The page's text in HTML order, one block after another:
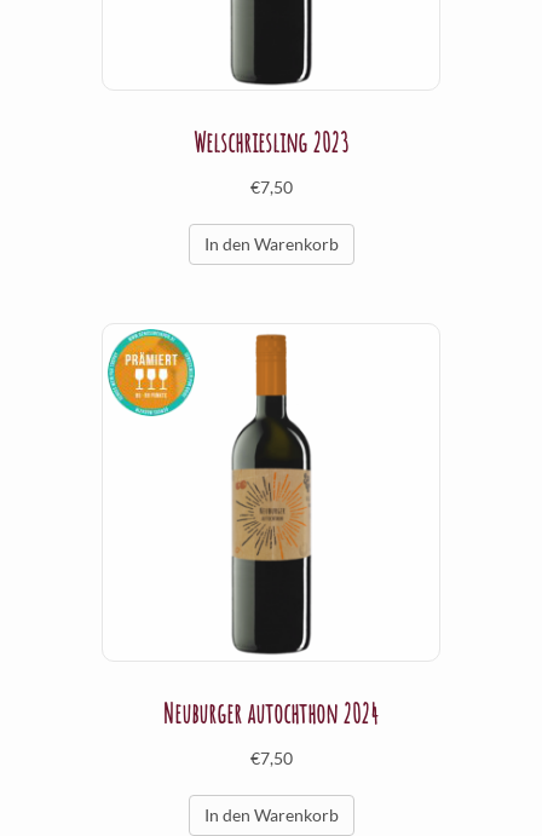
Welschriesling 2023
€7,50
In den Warenkorb
Neuburger autochthon 2024
€7,50
In den Warenkorb